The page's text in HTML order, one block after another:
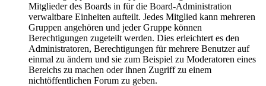
Mitglieder des Boards in für die Board-Administration
verwaltbare Einheiten aufteilt. Jedes Mitglied kann mehreren
Gruppen angehören und jeder Gruppe können
Berechtigungen zugeteilt werden. Dies erleichtert es den
Administratoren, Berechtigungen für mehrere Benutzer auf
einmal zu ändern und sie zum Beispiel zu Moderatoren eines
Bereichs zu machen oder ihnen Zugriff zu einem
nichtöffentlichen Forum zu geben.